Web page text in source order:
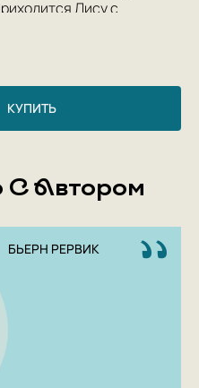
Лису с
чтобы проучить
рассказаны в
«Кафе «Птичий
леопардозом», «Битва с
читателям серии о
Будем вместе
а поможет в этом
КУПИТЬ
С Автором
БЬЕРН РЕРВИК